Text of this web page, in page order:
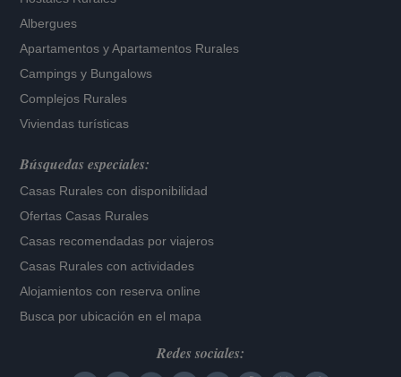
Albergues
Apartamentos yApartamentos Rurales
Campings y Bungalows
Complejos Rurales
Viviendas turísticas
Búsquedas especiales:
Casas Rurales con disponibilidad
Ofertas Casas Rurales
Casas recomendadas por viajeros
Casas Rurales con actividades
Alojamientos con reserva online
Busca por ubicación en el mapa
Redes sociales: